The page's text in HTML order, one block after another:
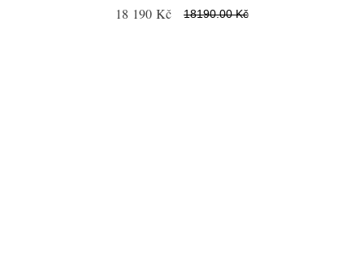
18 190 Kč 18190.00 Kč